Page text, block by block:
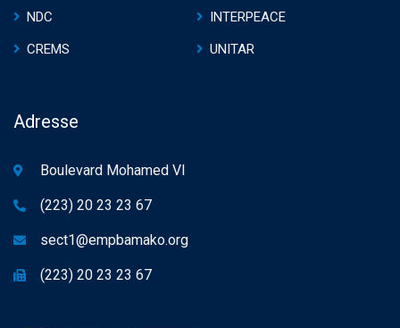
NDC
INTERPEACE
CREMS
UNITAR
Adresse
Boulevard Mohamed VI
(223) 20 23 23 67
sect1@empbamako.org
(223) 20 23 23 67